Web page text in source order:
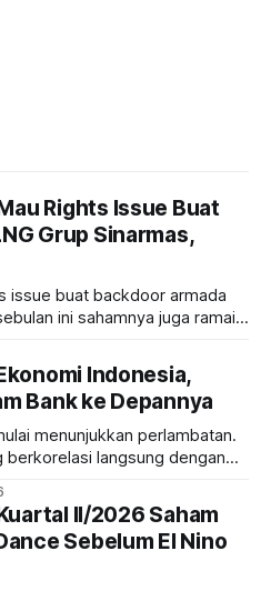
Rights Issue Buat
Grup Sinarmas,
issue buat backdoor armada
ini sahamnya juga ramai
Indonesia,
Bank ke Depannya
menunjukkan perlambatan.
berkorelasi langsung dengan
II/2026 Saham
Sebelum El Nino